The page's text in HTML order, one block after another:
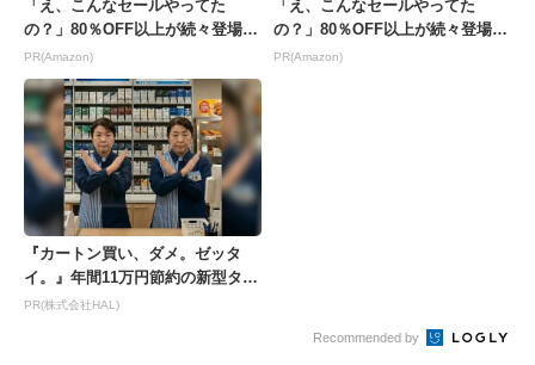
「え、こんなセールやってた
の？」80％OFF以上が続々登場！
Amazonの本気が...
PR(Amazon)
「え、こんなセールやってた
の？」80％OFF以上が続々登場！
Amazonの本気が...
PR(Amazon)
『カートン買い、ダメ。ゼッタ
イ。』年間11万円節約の新型タバ
コが爆売れ
PR(株式会社HAL)
Recommended by